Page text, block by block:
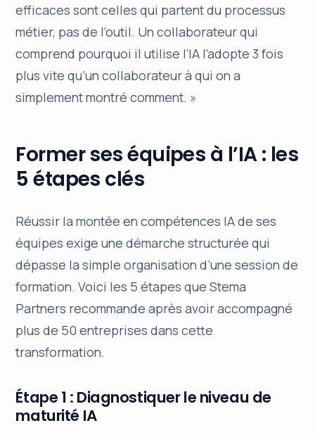
efficaces sont celles qui partent du processus
métier, pas de l’outil. Un collaborateur qui
comprend pourquoi il utilise l’IA l’adopte 3 fois
plus vite qu’un collaborateur à qui on a
simplement montré comment. »
Former ses équipes à l’IA : les
5 étapes clés
Réussir la montée en compétences IA de ses
équipes exige une démarche structurée qui
dépasse la simple organisation d’une session de
formation. Voici les 5 étapes que Stema
Partners recommande après avoir accompagné
plus de 50 entreprises dans cette
transformation.
Étape 1 : Diagnostiquer le niveau de
maturité IA